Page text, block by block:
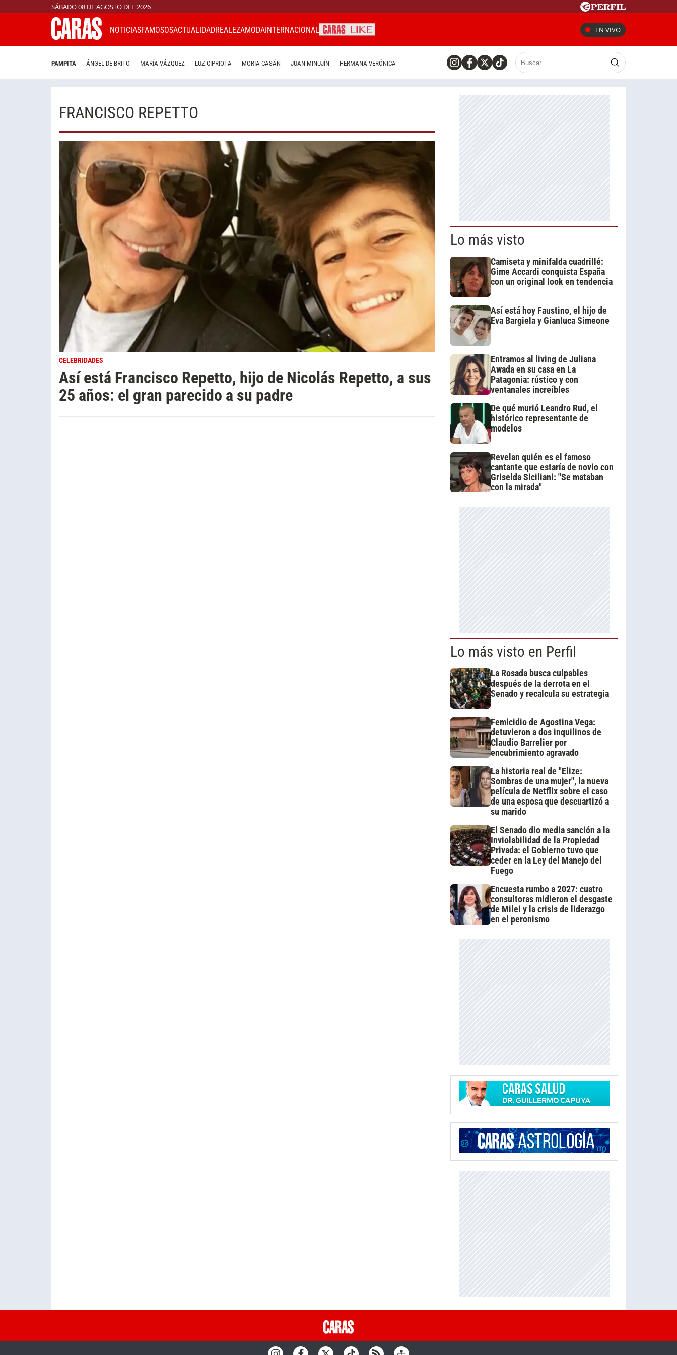
SÁBADO 08 DE AGOSTO DEL 2026
NOTICIASFAMOSOSACTUALIDADREALEZAMODAINTERNACIONAL EN VIVO
PAMPITA ÁNGEL DE BRITO MARÍA VÁZQUEZ LUZ CIPRIOTA MORIA CASÁN JUAN MINUJÍN HERMANA VERÓNICA
FRANCISCO REPETTO
CELEBRIDADES
Así está Francisco Repetto, hijo de Nicolás Repetto, a sus
25 años: el gran parecido a su padre
Lo más visto
Camiseta y minifalda cuadrillé:
Gime Accardi conquista España
con un original look en tendencia
Así está hoy Faustino, el hijo de
Eva Bargiela y Gianluca Simeone
Entramos al living de Juliana
Awada en su casa en La
Patagonia: rústico y con
ventanales increíbles
De qué murió Leandro Rud, el
histórico representante de
modelos
Revelan quién es el famoso
cantante que estaría de novio con
Griselda Siciliani: "Se mataban
con la mirada"
Lo más visto en Perfil
La Rosada busca culpables
después de la derrota en el
Senado y recalcula su estrategia
Femicidio de Agostina Vega:
detuvieron a dos inquilinos de
Claudio Barrelier por
encubrimiento agravado
La historia real de "Elize:
Sombras de una mujer", la nueva
película de Netflix sobre el caso
de una esposa que descuartizó a
su marido
El Senado dio media sanción a la
Inviolabilidad de la Propiedad
Privada: el Gobierno tuvo que
ceder en la Ley del Manejo del
Fuego
Encuesta rumbo a 2027: cuatro
consultoras midieron el desgaste
de Milei y la crisis de liderazgo
en el peronismo